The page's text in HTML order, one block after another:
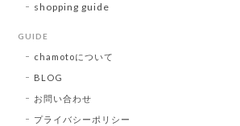
shopping guide
GUIDE
chamotoについて
BLOG
お問い合わせ
プライバシーポリシー